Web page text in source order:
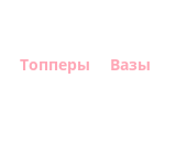
Топперы
Вазы